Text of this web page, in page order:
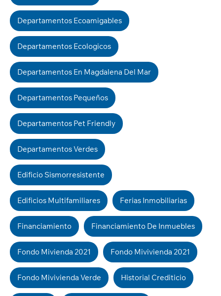
Departamentos Ecoamigables
Departamentos Ecologicos
Departamentos En Magdalena Del Mar
Departamentos Pequeños
Departamentos Pet Friendly
Departamentos Verdes
Edificio Sismorresistente
Edificios Multifamiliares Ferias Inmobiliarias
Financiamiento Financiamiento De Inmuebles
Fondo Mivienda 2021 Fondo Mivivienda 2021
Fondo Mivivienda Verde Historial Crediticio